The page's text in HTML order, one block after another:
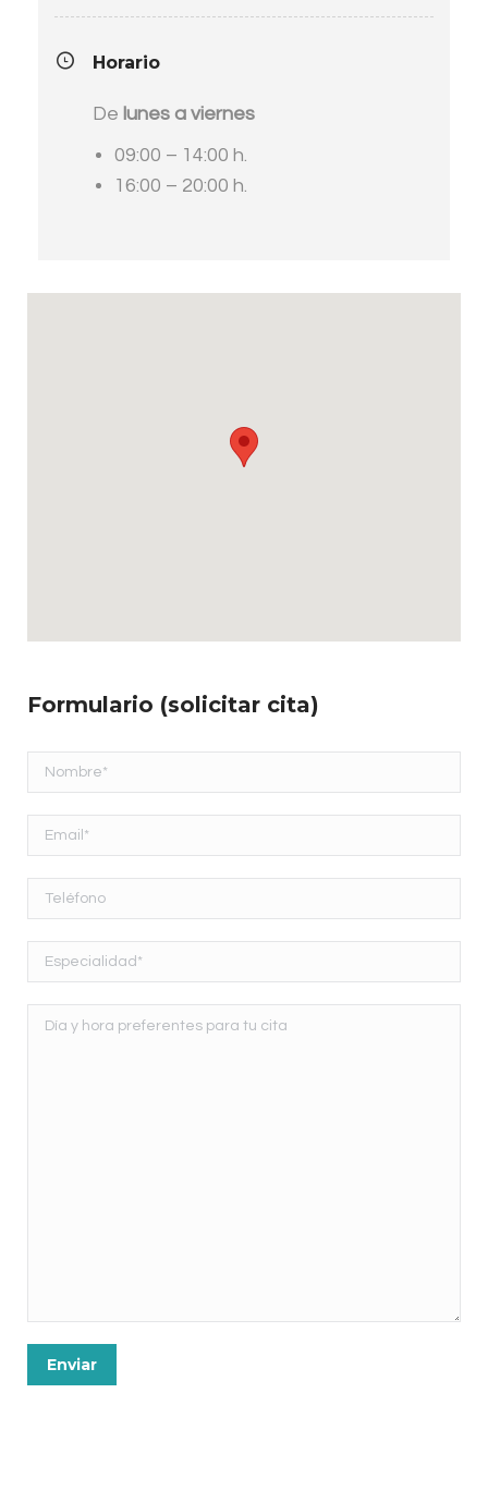
Horario
De lunes a viernes
09:00 – 14:00 h.
16:00 – 20:00 h.
Formulario (solicitar cita)